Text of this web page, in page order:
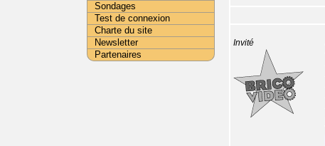
Invité
Sondages
Test de connexion
Charte du site
Newsletter
Partenaires